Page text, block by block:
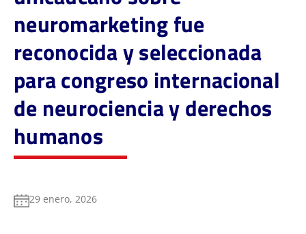
neuromarketing fue
reconocida y seleccionada
para congreso internacional
de neurociencia y derechos
humanos
29 enero, 2026